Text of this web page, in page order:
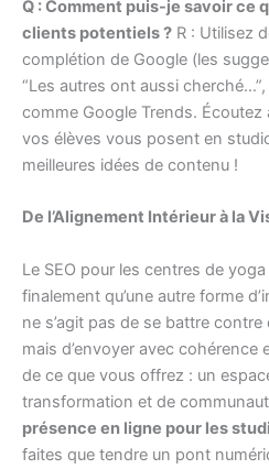
Q : Comment puis-je savoir ce
clients potentiels ? R : Utilisez
complétion de Google (les
“Les autres ont aussi
comme Google Trends.
vos élèves vous posent en
meilleures idées de contenu !
De l’Alignement Intérieur à la
Le SEO pour les centres de
finalement qu’une autre forme
ne s’agit pas de se battre
mais d’envoyer avec cohérence
de ce que vous offrez : un
transformation et de
présence en ligne pour les
faites que tendre un pont